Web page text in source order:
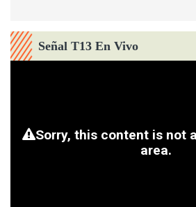
Señal T13 En Vivo